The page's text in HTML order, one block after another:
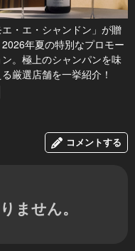
エ・エ・シャンドン」が贈
2026年夏の特別なプロモー
ン。極上のシャンパンを味
厳選店舗を一挙紹介！
コメントする
ません。